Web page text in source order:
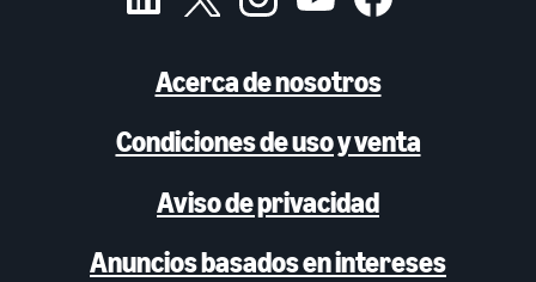
Acerca de nosotros
Condiciones de uso y venta
Aviso de privacidad
Anuncios basados en intereses